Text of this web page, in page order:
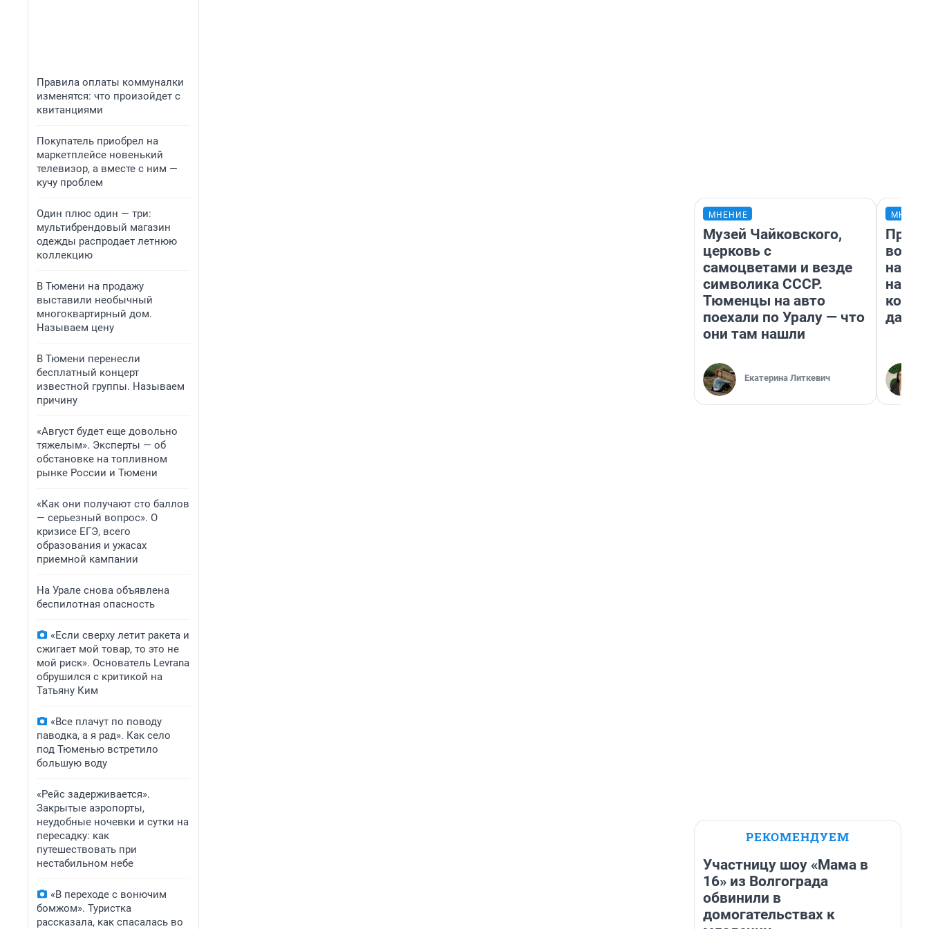
Правила оплаты коммуналки
изменятся: что произойдет с
квитанциями
Покупатель приобрел на
маркетплейсе новенький
телевизор, а вместе с ним —
кучу проблем
Один плюс один — три:
мультибрендовый магазин
одежды распродает летнюю
коллекцию
В Тюмени на продажу
выставили необычный
многоквартирный дом.
Называем цену
В Тюмени перенесли
бесплатный концерт
известной группы. Называем
причину
«Август будет еще довольно
тяжелым». Эксперты — об
обстановке на топливном
рынке России и Тюмени
«Как они получают сто баллов
— серьезный вопрос». О
кризисе ЕГЭ, всего
образования и ужасах
приемной кампании
На Урале снова объявлена
беспилотная опасность
«Если сверху летит ракета и
сжигает мой товар, то это не
мой риск». Основатель Levrana
обрушился с критикой на
Татьяну Ким
«Все плачут по поводу
паводка, а я рад». Как село
под Тюменью встретило
большую воду
«Рейс задерживается».
Закрытые аэропорты,
неудобные ночевки и сутки на
пересадку: как
путешествовать при
нестабильном небе
«В переходе с вонючим
бомжом». Туристка
рассказала, как спасалась во
МНЕНИЕ
Музей Чайковского,
церковь с
самоцветами и везде
символика СССР.
Тюменцы на авто
поехали по Уралу — что
они там нашли
Екатерина Литкевич
нам
даже
РЕКОМЕНДУЕМ
Участницу шоу «Мама в
16» из Волгограда
обвинили в
домогательствах к